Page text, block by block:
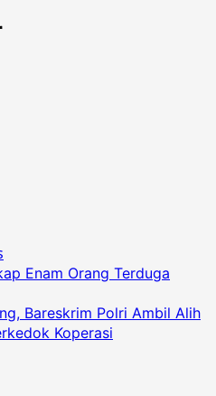
Enam Orang Terduga
Bareskrim Polri Ambil Alih
Koperasi